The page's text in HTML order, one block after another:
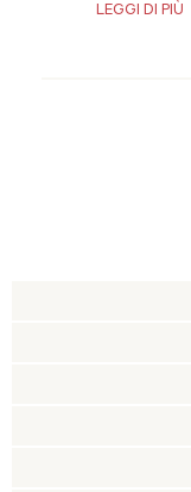
LEGGI DI PIÙ